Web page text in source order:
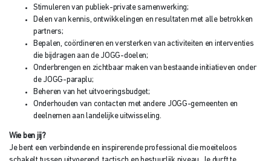
Stimuleren van publiek-private samenwerking;
Delen van kennis, ontwikkelingen en resultaten met alle betrokken
partners;
Bepalen, coördineren en versterken van activiteiten en interventies
die bijdragen aan de JOGG-doelen;
Onderbrengen en zichtbaar maken van bestaande initiatieven onder
de JOGG-paraplu;
Beheren van het uitvoeringsbudget;
Onderhouden van contacten met andere JOGG-gemeenten en
deelnemen aan landelijke uitwisseling.
Wie ben jij?
Je bent een verbindende en inspirerende professional die moeiteloos